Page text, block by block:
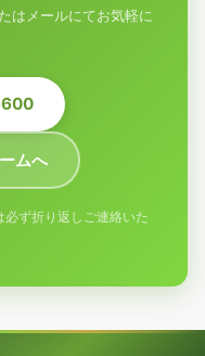
はメールにてお気軽に
ムへ
ず折り返しご連絡いた